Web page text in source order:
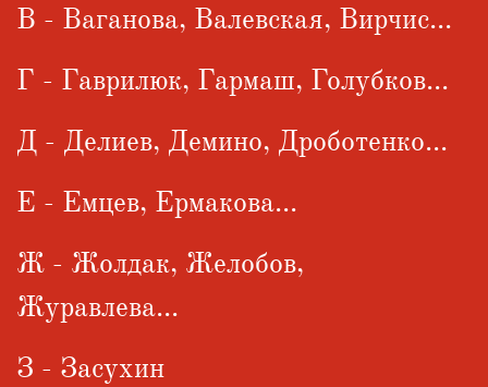
В - Ваганова, Валевская, Вирчис...
Г - Гаврилюк, Гармаш, Голубков...
Д - Делиев, Демино, Дроботенко...
Е - Емцев, Ермакова...
Ж - Жолдак, Желобов,
Журавлева...
З - Засухин